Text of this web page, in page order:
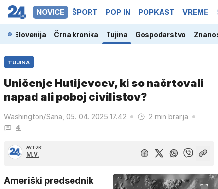
NOVICE ŠPORT POP IN POPKAST VREME
Slovenija Črna kronika Tujina Gospodarstvo
TUJINA
Uničenje Hutijevcev, ki so načrtovali
napad ali poboj civilistov?
Washington/Sana, 05. 04. 2025 17.42
2 min branja
4
AVTOR:
M.V.
Ameriški predsednik